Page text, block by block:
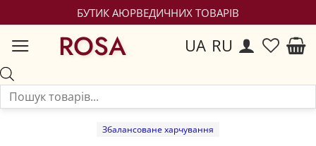
БУТИК АЮРВЕДИЧНИХ ТОВАРІВ
ROSA UA RU
Збалансоване харчування